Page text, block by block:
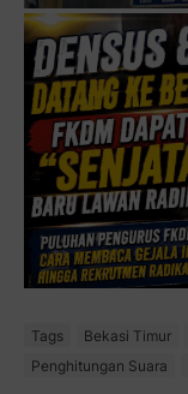
Tags Bekasi Timur
Penghitungan Suara